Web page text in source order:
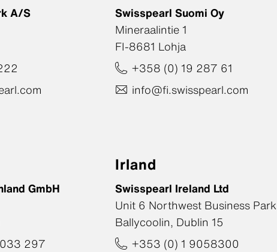
A/S
Swisspearl Suomi Oy
Mineraalintie 1
FI-8681 Lohja
+358 (0) 19 287 61
info@fi.swisspearl.com
GmbH
297
Irland
Swisspearl Ireland Ltd
Unit 6 Northwest Business Park
Ballycoolin, Dublin 15
+353 (0) 1 9058300